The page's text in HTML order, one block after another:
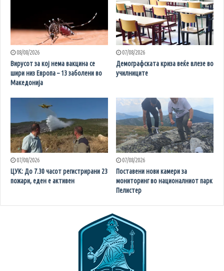
08/08/2026
Вирусот за кој нема вакцина се
шири низ Европа – 13 заболени во
Македонија
07/08/2026
Демографската криза веќе влезе во
училниците
07/08/2026
ЦУК: До 7.30 часот регистрирани 23
пожари, еден е активен
07/08/2026
Поставени нови камери за
мониторинг во националниот парк
Пелистер